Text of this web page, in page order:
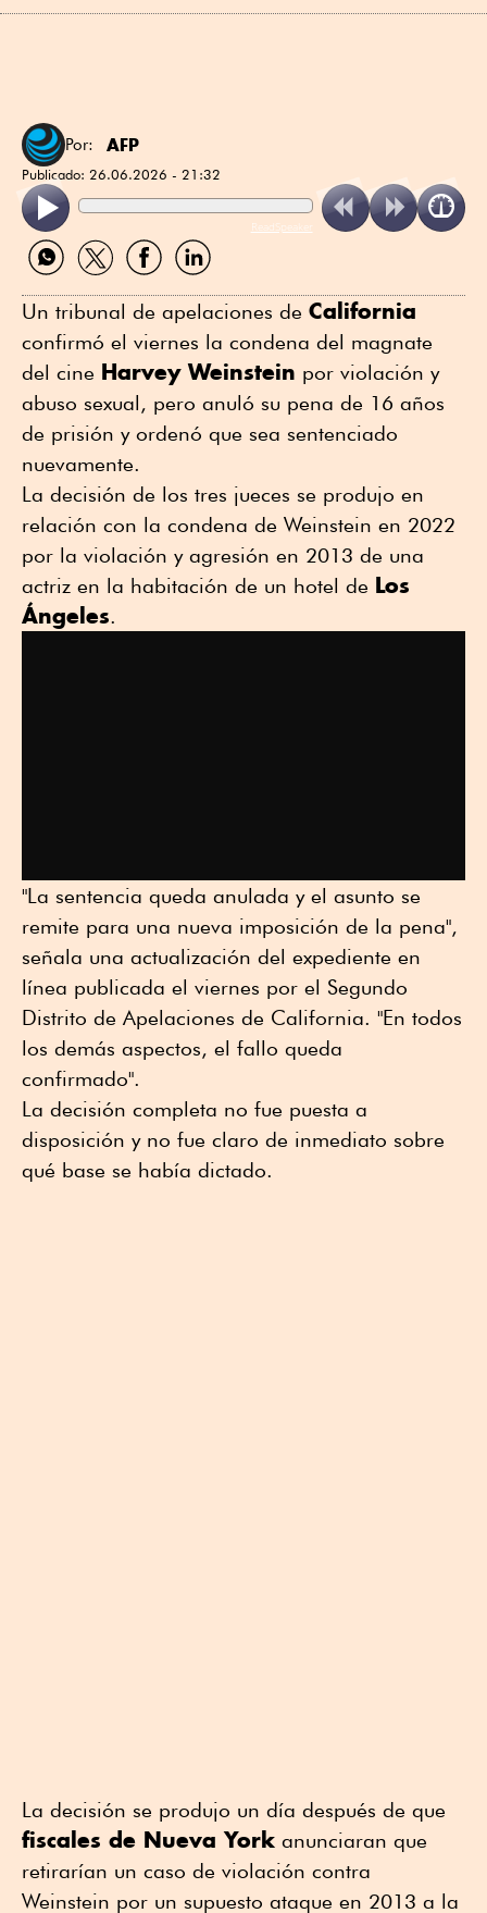
Por: AFP
Publicado: 26.06.2026 - 21:32
ReadSpeaker
Compartir
por
Compartir
por
Compartir
por
Compartir
por
Un tribunal de apelaciones de California
confirmó el viernes la condena del magnate
del cine Harvey Weinstein por violación y
abuso sexual, pero anuló su pena de 16 años
de prisión y ordenó que sea sentenciado
nuevamente.
La decisión de los tres jueces se produjo en
relación con la condena de Weinstein en 2022
por la violación y agresión en 2013 de una
actriz en la habitación de un hotel de Los
Ángeles.
"La sentencia queda anulada y el asunto se
remite para una nueva imposición de la pena",
señala una actualización del expediente en
línea publicada el viernes por el Segundo
Distrito de Apelaciones de California. "En todos
los demás aspectos, el fallo queda
confirmado".
La decisión completa no fue puesta a
disposición y no fue claro de inmediato sobre
qué base se había dictado.
La decisión se produjo un día después de que
fiscales de Nueva York anunciaran que
retirarían un caso de violación contra
Weinstein por un supuesto ataque en 2013 a la